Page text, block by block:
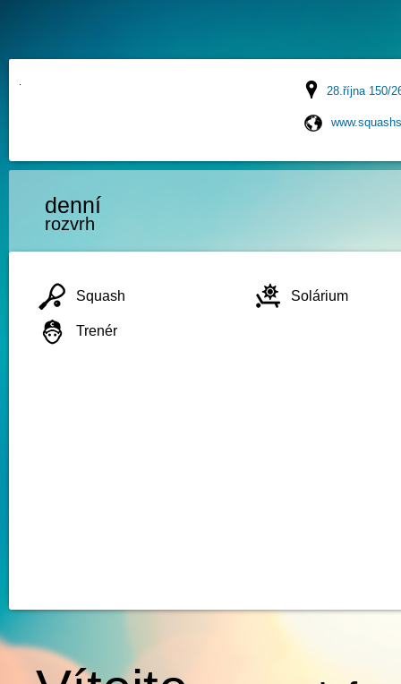
28.října 150/
denní
rozvrh
Squash
Trenér
Solárium